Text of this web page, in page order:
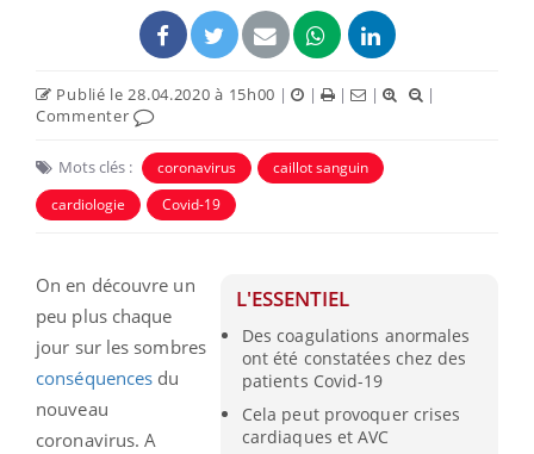
Publié le 28.04.2020 à 15h00 | | | |
|
Commenter
Mots clés : coronavirus
caillot sanguin
cardiologie
Covid-19
L'ESSENTIEL
Des coagulations anormales
ont été constatées chez des
patients Covid-19
Cela peut provoquer crises
cardiaques et AVC
On en découvre un
peu plus chaque
jour sur les sombres
conséquences du
nouveau
coronavirus. A